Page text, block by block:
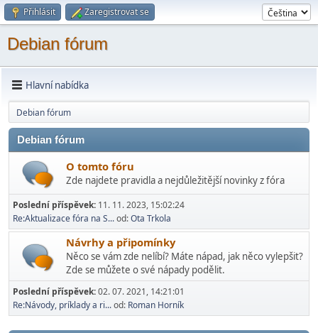
Přihlásit Zaregistrovat se
Debian fórum
Hlavní nabídka
Debian fórum
Debian fórum
O tomto fóru
Zde najdete pravidla a nejdůležitější novinky z fóra
Poslední příspěvek: 11. 11. 2023, 15:02:24
Re:Aktualizace fóra na S...od:Ota Trkola
Návrhy a připomínky
Něco se vám zde nelíbí? Máte nápad, jak něco vylepšit?
Zde se můžete o své nápady podělit.
Poslední příspěvek:02. 07. 2021, 14:21:01
Re:Návody, príklady a ri...od: Roman Horník